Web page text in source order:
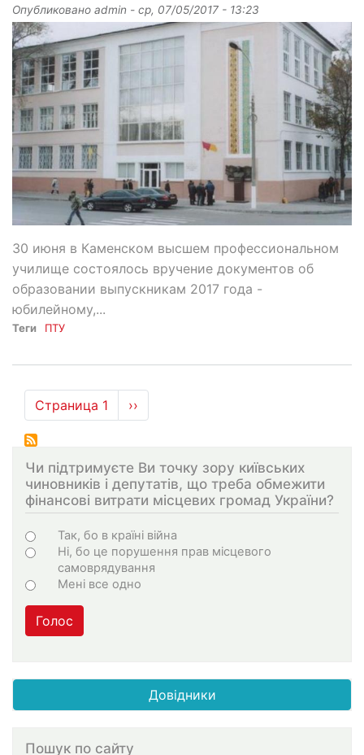
Опубликовано admin - ср, 07/05/2017 - 13:23
30 июня в Каменском высшем профессиональном
училище состоялось вручение документов об
образовании выпускникам 2017 года -
юбилейному,...
Теги ПТУ
Нумерация
страниц
Страница 1
Следующая
страница
››
Чи підтримуєте Ви точку зору київських
чиновників і депутатів, що треба обмежити
фінансові витрати місцевих громад України?
Choices
Так, бо в країні війна
Ні, бо це порушення прав місцевого
самоврядування
Мені все одно
Голос
Довідники
Пошук по сайту